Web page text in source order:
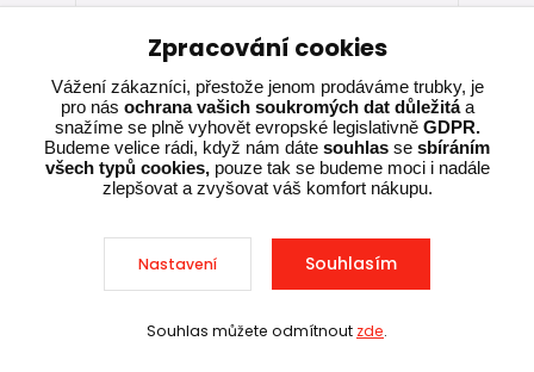
Přidat do košíku
Sleva při nákupu nad 10 000 Kč
Zpracování cookies
Vážení zákazníci, přestože jenom prodáváme trubky, je
pro nás ochrana vašich soukromých dat důležitáa
snažíme se plně vyhovět evropské legislativně GDPR.
Budeme velice rádi, když nám dáte souhlas se sbíráním
všech typů cookies,pouze tak se budeme moci i nadále
zlepšovat a zvyšovat váš komfort nákupu.
Nastavení Souhlasím
Souhlas můžete odmítnout zde.